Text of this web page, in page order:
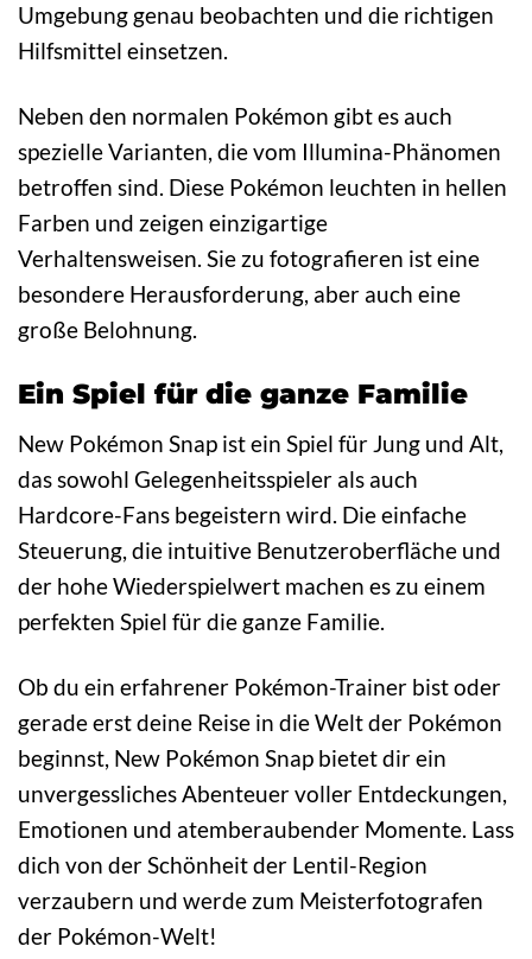
Umgebung genau beobachten und die richtigen
Hilfsmittel einsetzen.
Neben den normalen Pokémon gibt es auch
spezielle Varianten, die vom Illumina-Phänomen
betroffen sind. Diese Pokémon leuchten in hellen
Farben und zeigen einzigartige
Verhaltensweisen. Sie zu fotografieren ist eine
besondere Herausforderung, aber auch eine
große Belohnung.
Ein Spiel für die ganze Familie
New Pokémon Snap ist ein Spiel für Jung und Alt,
das sowohl Gelegenheitsspieler als auch
Hardcore-Fans begeistern wird. Die einfache
Steuerung, die intuitive Benutzeroberfläche und
der hohe Wiederspielwert machen es zu einem
perfekten Spiel für die ganze Familie.
Ob du ein erfahrener Pokémon-Trainer bist oder
gerade erst deine Reise in die Welt der Pokémon
beginnst, New Pokémon Snap bietet dir ein
unvergessliches Abenteuer voller Entdeckungen,
Emotionen und atemberaubender Momente. Lass
dich von der Schönheit der Lentil-Region
verzaubern und werde zum Meisterfotografen
der Pokémon-Welt!